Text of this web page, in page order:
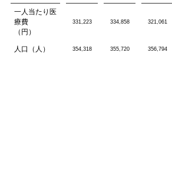
一人当たり医
療費
（円）
331,223 334,858 321,061
人口（人） 354,318 355,720 356,794